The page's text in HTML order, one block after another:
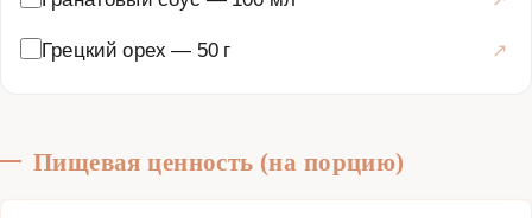
Грецкий орех — 50 г
Пищевая ценность (на порцию)